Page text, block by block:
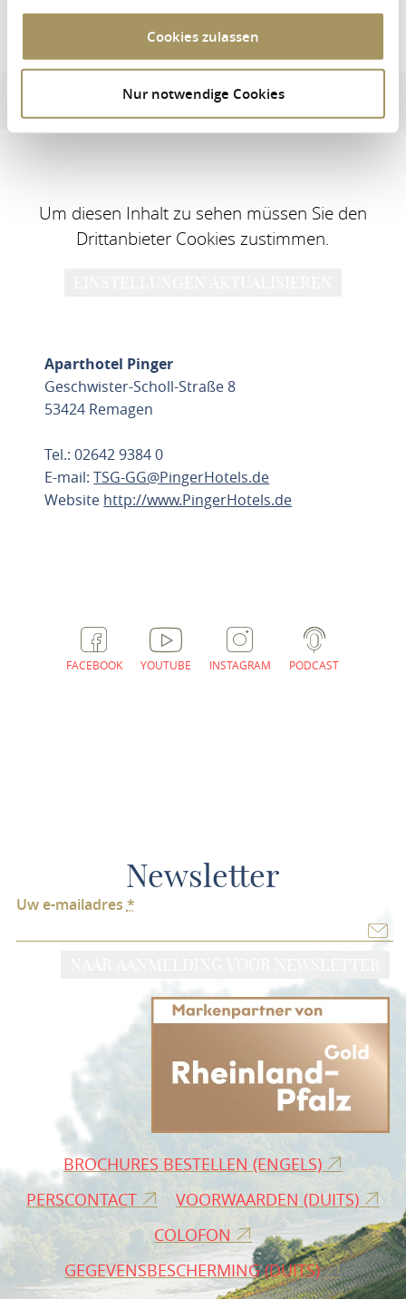
Cookies zulassen
Nur notwendige Cookies
Aparthotel Pinger
Adres en contactinformatie Certificering
Um diesen Inhalt zu sehen müssen Sie den
Drittanbieter Cookies zustimmen.
Aparthotel Pinger
Geschwister-Scholl-Straße 8
53424 Remagen
Tel.: 02642 9384 0
E-mail:TSG-GG@PingerHotels.de
Website http://www.PingerHotels.de
FACEBOOK YOUTUBE INSTAGRAM PODCAST
Newsletter
Uw e-mailadres *
BROCHURES BESTELLEN (ENGELS)
PERSCONTACT
VOORWAARDEN (DUITS)
COLOFON
GEGEVENSBESCHERMING (DUITS)